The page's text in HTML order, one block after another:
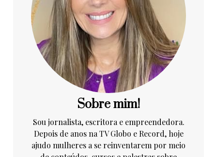
Sobre mim!
Sou jornalista, escritora e empreendedora.
Depois de anos na TV Globo e Record, hoje
ajudo mulheres a se reinventarem por meio